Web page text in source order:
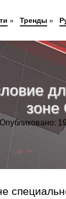
Опубликовано:
» Тренды »